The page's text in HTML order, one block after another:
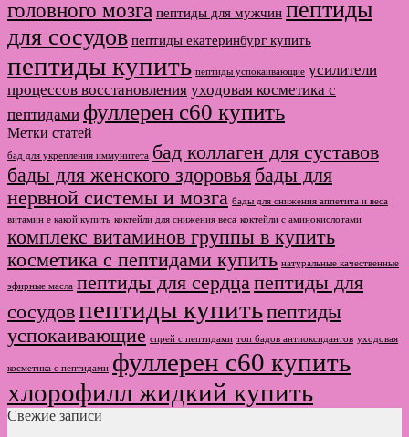
головного мозга пептиды для мужчин пептиды
для сосудов пептиды екатеринбург купить
пептиды купить пептиды успокаивающие усилители
процессов восстановления уходовая косметика с
пептидами фуллерен с60 купить
Метки статей
бад для укрепления иммунитета бад коллаген для суставов
бады для женского здоровья бады для
нервной системы и мозга бады для снижения аппетита и веса
витамин е какой купить коктейли для снижения веса коктейли с аминокислотами
комплекс витаминов группы в купить
косметика с пептидами купить натуральные качественные
эфирные масла пептиды для сердца пептиды для
сосудовпептиды купитьпептиды
успокаивающие спрей с пептидами топ бадов антиоксидантов уходовая
косметика с пептидами фуллерен с60 купить
хлорофилл жидкий купить
Свежие записи